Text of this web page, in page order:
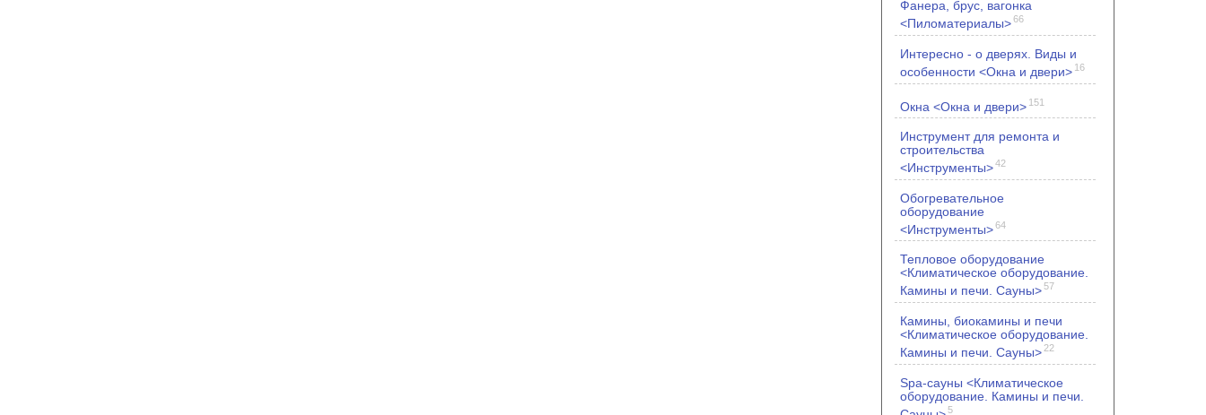
Фанера, брус, вагонка
<Пиломатериалы>66
Интересно - о дверях. Виды и
особенности <Окна и двери> 16
Окна <Окна и двери> 151
Инструмент для ремонта и
строительства
<Инструменты>42
Обогревательное
оборудование
<Инструменты>64
Тепловое оборудование
<Климатическое оборудование.
Камины и печи. Сауны>57
Камины, биокамины и печи
<Климатическое оборудование.
Камины и печи. Сауны> 22
Spa-сауны <Климатическое
оборудование. Камины и печи.
5